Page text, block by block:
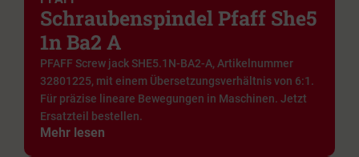
Schraubenspindel Pfaff She5
1n Ba2 A
PFAFF Screw jack SHE5.1N-BA2-A, Artikelnummer
32801225, mit einem Übersetzungsverhältnis von 6:1.
Für präzise lineare Bewegungen in Maschinen. Jetzt
Ersatzteil bestellen.
Mehr lesen